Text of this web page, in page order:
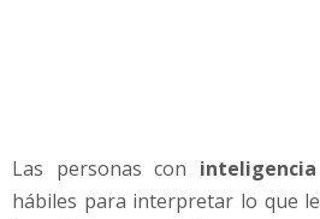
c
a
Las personas con
hábiles para interpretar lo que